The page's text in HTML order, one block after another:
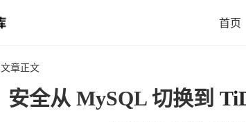
首页
文章正文
安全从 MySQL 切换到